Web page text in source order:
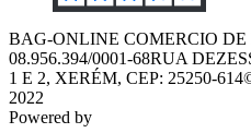
BAG-ONLINE COMERCIO DE
08.956.394/0001-68RUA
1 E 2, XERÉM, CEP: 25250-614
2022
Powered by